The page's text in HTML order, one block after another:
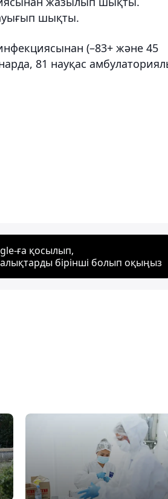
шықты.
(–83+ және 45
81 науқас
ға қосылып,
бірінші болып оқыңыз